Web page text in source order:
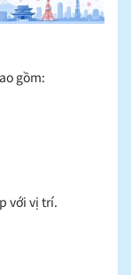
gồm:
với vị trí.